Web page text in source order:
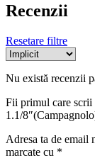
Recenzii
Resetare filtre
Nu există recenzii
Fii primul care
1.1/
Adresa ta de email
marcate cu *